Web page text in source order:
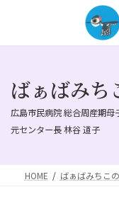
ン
ー
ばぁばみち
広島市民病院 総合周産期母
元センター長 林谷 道子
HOME ばぁばみちこ